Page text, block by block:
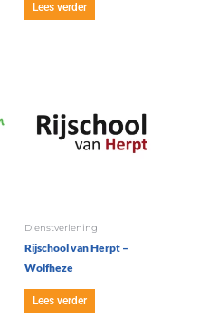
Lees verder
Dienstverlening
Rijschool van Herpt –
Wolfheze
Lees verder